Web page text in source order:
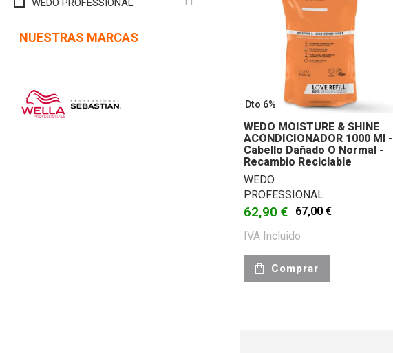
Dto 6%
WEDO MOISTURE & SHINE
ACONDICIONADOR 1000 Ml -
Cabello Dañado O Normal -
Recambio Reciclable
WEDO
PROFESSIONAL
62,90 € 67,00 €
IVA Incluido
Comprar
WEDO PROFESSIONAL
NUESTRAS MARCAS